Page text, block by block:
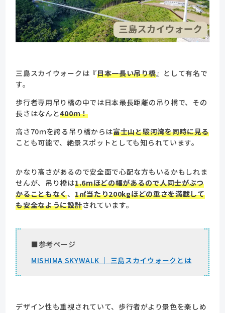
三島スカイウォークは『日本一長い吊り橋』として有名で
す。
歩行者専用吊り橋の中では日本最長距離の吊り橋で、その
長さはなんと400ｍ！
高さ70ｍを誇る吊り橋からは富士山と駿河湾を同時に見る
ことも可能で、絶景スポットとしても知られています。
かなり高さがあるので安全面で心配な方もいるかもしれま
せんが、吊り橋は1.6mほどの幅があるので人同士がぶつ
かることもなく、 1㎡当たり200kgほどの重さを満載して
も安全なように設計されています。
■参考ページ
MISHIMA SKYWALK │ 三島スカイウォークとは
デザイン性も重視されていて、歩行者がより景色を楽しめ